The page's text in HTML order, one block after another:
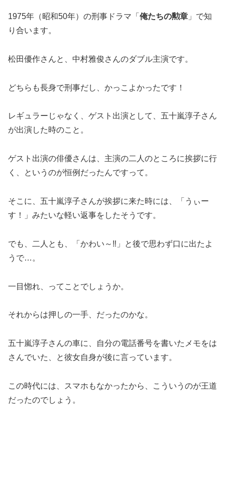
1975年（昭和50年）の刑事ドラマ「 俺たちの勲章 」で知
り合います。
松田優作さんと、中村雅俊さんのダブル主演です。
どちらも長身で刑事だし、かっこよかったです！
レギュラーじゃなく、ゲスト出演として、五十嵐淳子さん
が出演した時のこと。
ゲスト出演の俳優さんは、主演の二人のところに挨拶に行
く、というのが恒例だったんですって。
そこに、五十嵐淳子さんが挨拶に来た時には、「うぃー
す！」みたいな軽い返事をしたそうです。
でも、二人とも、「かわい～‼」と後で思わず口に出たよ
うで…。
一目惚れ、ってことでしょうか。
それからは押しの一手、だったのかな。
五十嵐淳子さんの車に、自分の電話番号を書いたメモをは
さんでいた、と彼女自身が後に言っています。
この時代には、スマホもなかったから、こういうのが王道
だったのでしょう。